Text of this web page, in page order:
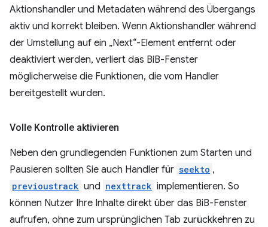
Aktionshandler und Metadaten während des Übergangs
aktiv und korrekt bleiben. Wenn Aktionshandler während
der Umstellung auf ein „Next“-Element entfernt oder
deaktiviert werden, verliert das BiB-Fenster
möglicherweise die Funktionen, die vom Handler
bereitgestellt wurden.
Volle Kontrolle aktivieren
Neben den grundlegenden Funktionen zum Starten und
Pausieren sollten Sie auch Handler für seekto ,
previoustrack und nexttrack implementieren. So
können Nutzer Ihre Inhalte direkt über das BiB-Fenster
aufrufen, ohne zum ursprünglichen Tab zurückkehren zu